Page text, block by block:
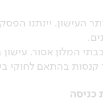
העישון. יינתנו
המלון אסור.
קנסות בהתאם לחוקי